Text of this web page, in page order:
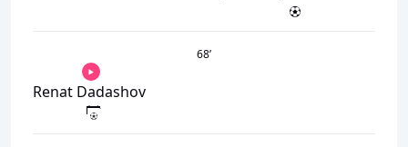
68’
Renat Dadashov